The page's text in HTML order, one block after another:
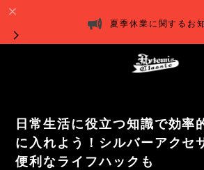
夏季休業に関するお
日常生活に役立つ知識で効率
に入れよう！シルバーアクセ
便利なライフハックも